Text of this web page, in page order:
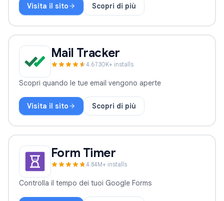
Visita il sito Scopri di più
Mail Merge
Mail Tracker
4.6730K+ installs
Scopri quando le tue email vengono aperte
Visita il sito Scopri di più
Mail Tracker
Form Timer
4.84M+ installs
Controlla il tempo dei tuoi Google Forms